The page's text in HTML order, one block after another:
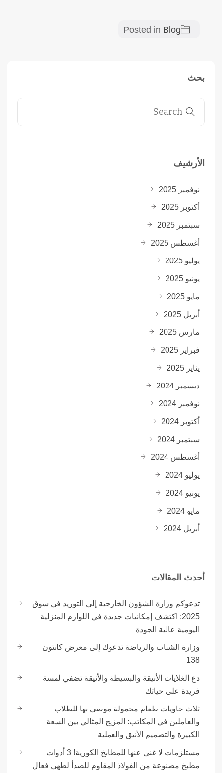
Posted in Blog
بحث
الأرشيف
نوفمبر 2025
أكتوبر 2025
سبتمبر 2025
أغسطس 2025
يوليو 2025
يونيو 2025
مايو 2025
أبريل 2025
مارس 2025
فبراير 2025
يناير 2025
ديسمبر 2024
نوفمبر 2024
أكتوبر 2024
سبتمبر 2024
أغسطس 2024
يوليو 2024
يونيو 2024
مايو 2024
أبريل 2024
أحدث المقالات
تدعوكم وزارة الشؤون الخارجية إلى التوريد في سوق
2025: اكتشف إمكانيات جديدة في اللوازم المنزلية
اليومية عالية الجودة
وزارة الشباب والرياضة تدعوك إلى معرض كانتون
138
دع الغلايات الأنيقة والبسيطة والأنيقة تضفي لمسة
فريدة على حياتك
ثلاث حاويات طعام محمولة موصى بها للطلاب
والعاملين في المكاتب: المزيج المثالي بين السعة
الكبيرة والتصميم الأنيق والعملية
مستلزمات لا غنى عنها للمطابخ الكورية! 3 أدوات
مطبخ مصنوعة من الفولاذ المقاوم للصدأ لطهي فعال